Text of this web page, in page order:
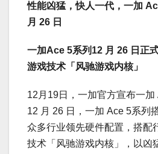
性能凶猛，快人一代，一加
月 26 日
一加Ace 5系列12 月 26 日正
游戏技术「风驰游戏内核」
12月19日，一加官方宣布一
12 月 26 日，一加 Ace 5系列
众多行业领先硬件配置，搭配
技术「风驰游戏内核」，以凶